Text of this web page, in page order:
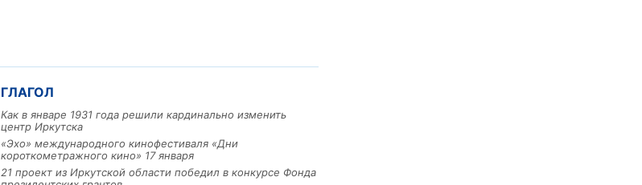
ГЛАГОЛ
Как в январе 1931 года решили кардинально изменить
центр Иркутска
«Эхо» международного кинофестиваля «Дни
короткометражного кино» 17 января
21 проект из Иркутской области победил в конкурсе Фонда